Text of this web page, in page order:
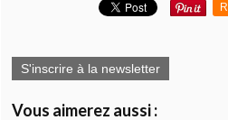
S'inscrire à la newsletter
Vous aimerez aussi :